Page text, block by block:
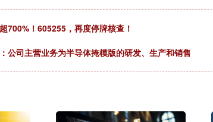
700%！605255，再度停牌核查！
公司主营业务为半导体掩模版的研发、生产和销售